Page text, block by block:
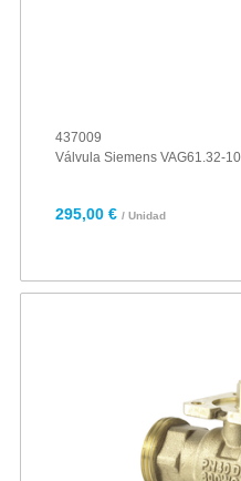
437009
Válvula Siemens VAG61.32-
295,00 € / Unidad